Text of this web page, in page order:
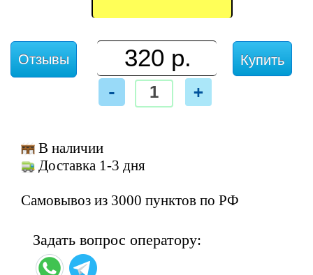
Отзывы
- +
Купить
В наличии
Доставка 1-3 дня
Самовывоз из 3000 пунктов по РФ
Задать вопрос оператору: